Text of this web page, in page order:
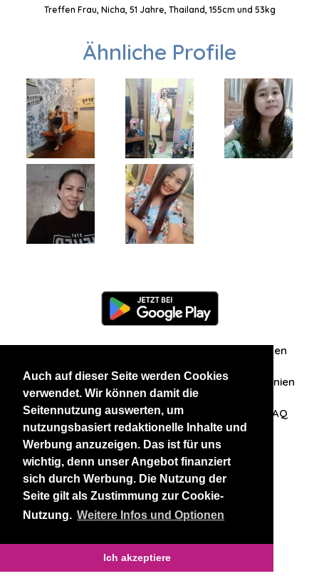
Auch auf dieser Seite werden Cookies
verwendet. Wir können damit die
Seitennutzung auswerten, um
nutzungsbasiert redaktionelle Inhalte und
Werbung anzuzeigen. Das ist für uns
wichtig, denn unser Angebot finanziert
sich durch Werbung. Die Nutzung der
Seite gilt als Zustimmung zur Cookie-
Nutzung. Weitere Infos und Optionen
Ich akzeptiere
Treffen Frau, Nicha, 51 Jahre, Thailand, 155cm und 53kg
Ähnliche Profile
Zuschriften/Erfahrungen
Datenschutzerklärung AGB Datenschutzrichtlinien
Nehmen Sie Kontakt mit uns auf FAQ
Unsere anderen Websites
BlackAndBeauties RussianKisses